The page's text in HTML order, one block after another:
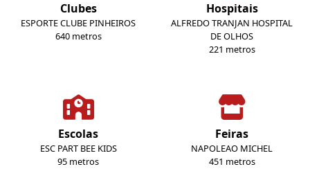
Clubes
ESPORTE CLUBE PINHEIROS
640 metros
Hospitais
ALFREDO TRANJAN HOSPITAL
DE OLHOS
221 metros
Escolas
ESC PART BEE KIDS
95 metros
Feiras
NAPOLEAO MICHEL
451 metros